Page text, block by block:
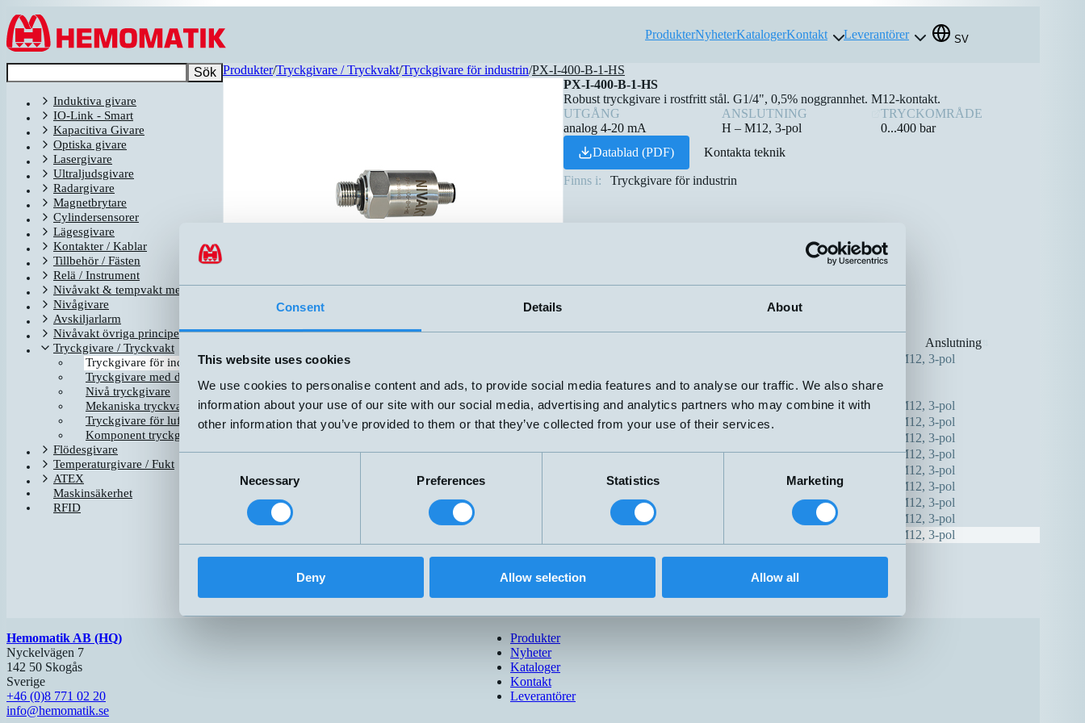
Consent Details About
This website uses cookies
We use cookies to personalise content and ads, to provide social media features and to analyse our traffic. We also share
information about your use of our site with our social media, advertising and analytics partners who may combine it with
other information that you’ve provided to them or that they’ve collected from your use of their services.
Necessary Preferences Statistics Marketing
Deny Allow selection Allow all
Hoppa till innehållet
ProdukterNyheterKatalogerKontakt Leverantörer SV
Sök
Induktiva givare
IO-Link - Smart
Kapacitiva Givare
Optiska givare
Lasergivare
Ultraljudsgivare
Radargivare
Magnetbrytare
Cylindersensorer
Lägesgivare
Kontakter / Kablar
Tillbehör / Fästen
Relä / Instrument
Nivåvakt & tempvakt med flottör
Nivågivare
Avskiljarlarm
Nivåvakt övriga principer
Tryckgivare / Tryckvakt
Tryckgivare för industrin
Tryckgivare med display
Nivå tryckgivare
Mekaniska tryckvakter
Tryckgivare för luft / gas
Komponent tryckgivare
Flödesgivare
Temperaturgivare / Fukt
ATEX
Maskinsäkerhet
RFID
Produkter/Tryckgivare / Tryckvakt/Tryckgivare för industrin/PX-I-400-B-1-HS
PX-I-400-B-1-HS
Robust tryckgivare i rostfritt stål. G1/4", 0,5% noggrannhet. M12-kontakt.
UTGÅNG
analog 4-20 mA
ANSLUTNING
H – M12, 3-pol
TRYCKOMRÅDE
0...400 bar
Datablad (PDF)
Kontakta teknik
Finns i: Tryckgivare för industrin
Relaterade produkter
Anslutning
PA-I-00-1+5-B-1-HS
H – M12, 3-pol
PASI-I-0,3-B-1-HI1
analog 4-20 mA G1/4''
(0...0,3 bar)
DIN
PX-I-006-B-1-HS
analog 4-20 mA 0...6 bar
H – M12, 3-pol
PX-I-010-B-1-HS
analog 4-20 mA 0...10 bar
H – M12, 3-pol
H – M12, 3-pol
PX-I-025-B-1-HS
analog 4-20 mA 0...25 bar
H – M12, 3-pol
H – M12, 3-pol
PX-I-100-B-1-HS
analog 4-20 mA
H – M12, 3-pol
PX-I-250-B-1-HS
analog 4-20 mA
H – M12, 3-pol
PX-I-350-B-2-3AH-13
G3/8"
H – M12, 3-pol
H – M12, 3-pol
Hemomatik AB (HQ)
Nyckelvägen 7
142 50 Skogås
Sverige
+46 (0)8 771 02 20
info@hemomatik.se
Produkter
Nyheter
Kataloger
Kontakt
Leverantörer